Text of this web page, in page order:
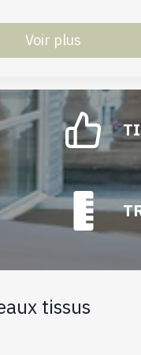
Voir plus
tissus